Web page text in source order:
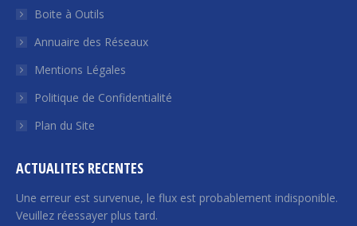
une
nouvelle
fenêtre
une
nouvelle
fenêtre
une
nouvelle
fenêtre
une
nouvelle
fenêtre
nouvelle
fenêtre
Boite à Outils
Annuaire des Réseaux
Mentions Légales
Politique de Confidentialité
Plan du Site
ACTUALITES RECENTES
Une erreur est survenue, le flux est probablement indisponible.
Veuillez réessayer plus tard.